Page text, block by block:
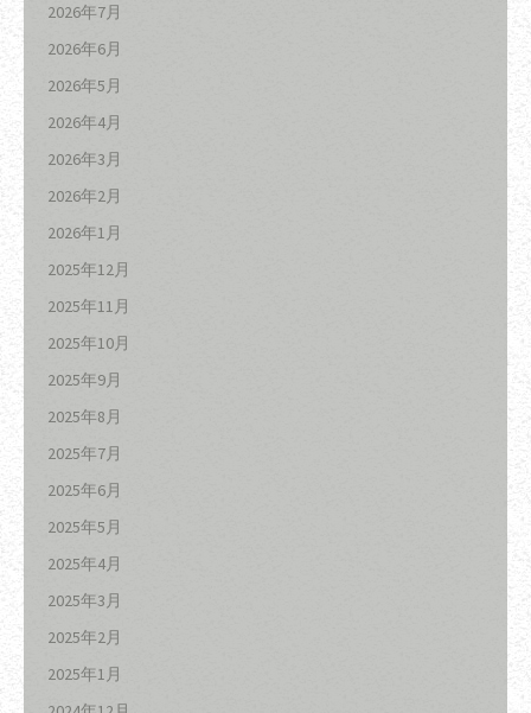
2026年7月
2026年6月
2026年5月
2026年4月
2026年3月
2026年2月
2026年1月
2025年12月
2025年11月
2025年10月
2025年9月
2025年8月
2025年7月
2025年6月
2025年5月
2025年4月
2025年3月
2025年2月
2025年1月